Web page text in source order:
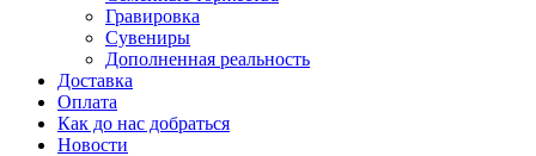
Гравировка
Сувениры
Дополненная реальность
Доставка
Оплата
Как до нас добраться
Новости